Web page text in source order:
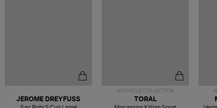
JEROME DREYFUSS
NOUVELLE COLLECTION
TORAL